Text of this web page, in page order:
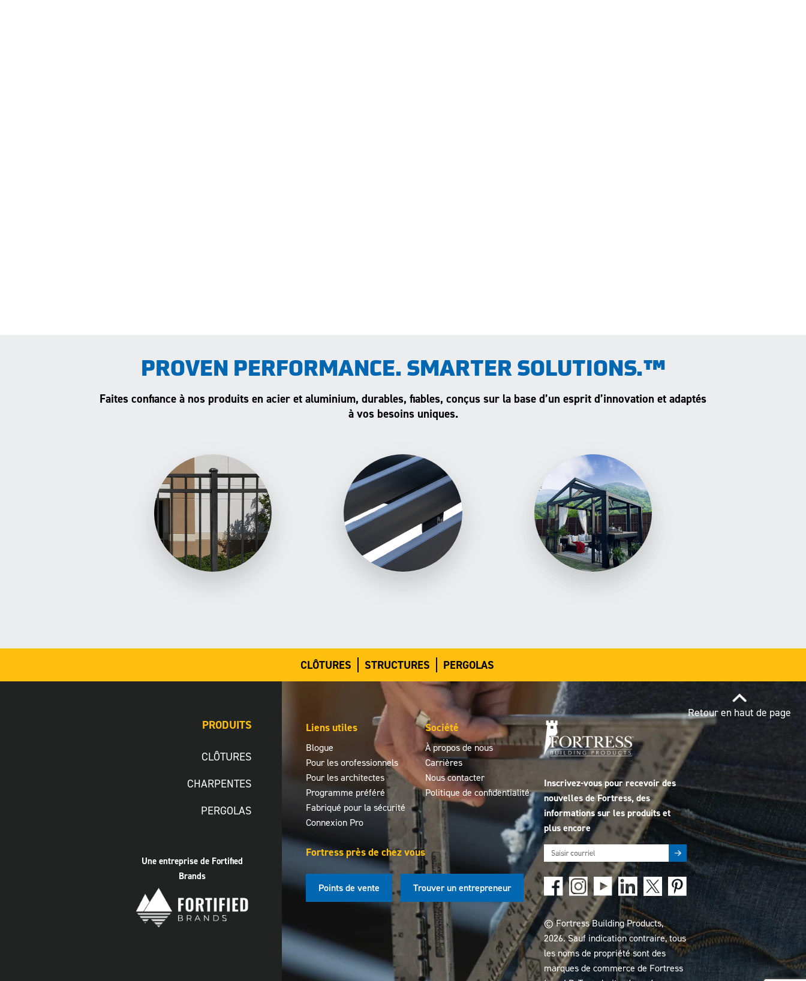
PROVEN PERFORMANCE. SMARTER SOLUTIONS.™
Faites confiance à nos produits en acier et aluminium, durables, fiables, conçus sur la base d’un esprit d’innovation et adaptés
à vos besoins uniques.
CLÔTURES STRUCTURES PERGOLAS
PRODUITS
CLÔTURES
CHARPENTES
PERGOLAS
Une entreprise de Fortified
Brands
Liens utiles
Blogue
Pour les orofessionnels
Pour les architectes
Programme préféré
Fabriqué pour la sécurité
Connexion Pro
Société
À propos de nous
Carrières
Nous contacter
Politique de confidentialité
Fortress près de chez vous
Points de vente Trouver un entrepreneur
Inscrivez-vous pour recevoir des
nouvelles de Fortress, des
informations sur les produits et
plus encore
© Fortress Building Products,
2026. Sauf indication contraire, tous
les noms de propriété sont des
marques de commerce de Fortress
Retour en haut de page